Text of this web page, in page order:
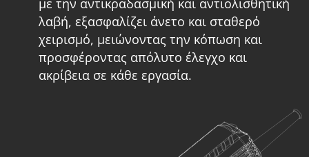
με την αντικραδασμική και αντιολισθητική
λαβή, εξασφαλίζει άνετο και σταθερό
χειρισμό, μειώνοντας την κόπωση και
προσφέροντας απόλυτο έλεγχο και
ακρίβεια σε κάθε εργασία.